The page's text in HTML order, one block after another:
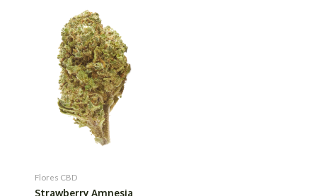
Flores CBD
Strawberry Amnesia